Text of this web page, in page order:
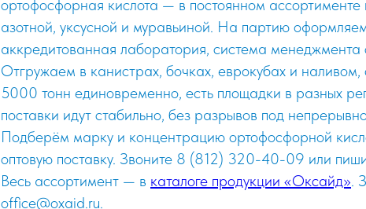
ортофосфорная кислота — в постоянном
азотной, уксусной и муравьиной. На партию
аккредитованная лаборатория, система
Отгружаем в канистрах, бочках, еврокубах и
5000 тонн единовременно, есть площадки в разных
поставки идут стабильно, без разрывов под
Подберём марку и концентрацию ортофосфорной
оптовую поставку. Звоните 8 (812) 320-40-09 или
Весь ассортимент — в каталоге продукции «Оксайд».
office@oxaid.ru.